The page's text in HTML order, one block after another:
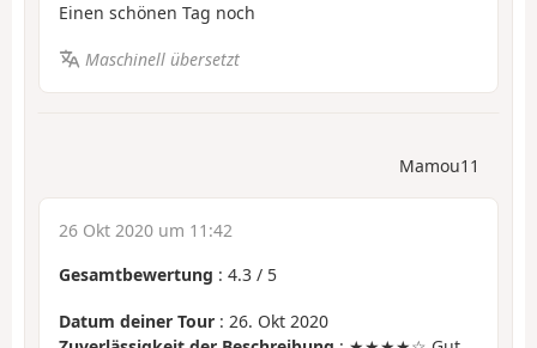
Einen schönen Tag noch
Maschinell übersetzt
Mamou11
26 Okt 2020 um 11:42
Gesamtbewertung : 4.3 / 5
Datum deiner Tour : 26. Okt 2020